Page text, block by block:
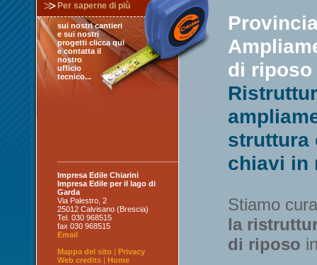
Per saperne di più
sui nostri cantieri
e sui nostri
progetti clicca qui
e contatta il
nostro
ufficio
tecnico...
Impresa Edile Chiarini
Impresa Edile per il lago di
Garda
Via Palestro, 2
25012 Calvisano (Brescia)
Tel. 030 968515
fax 030 968515
Email
Mappa del sito | Privacy
Web credits | Home
di riposo
struttura
chiavi in
Stiamo
la
di riposo